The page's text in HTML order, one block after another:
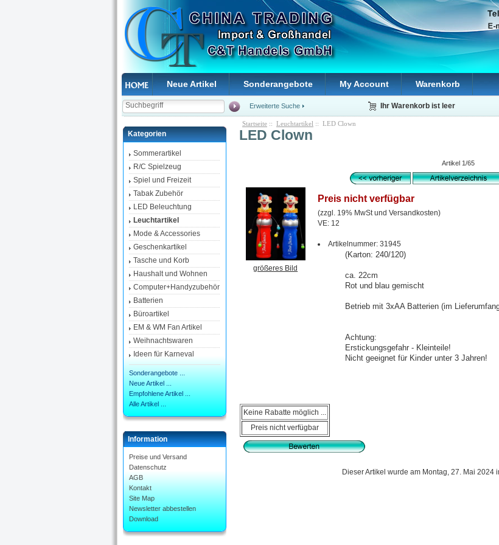
Neue Artikel Sonderangebote My Account Warenkorb
Erweiterte Suche Ihr Warenkorb ist leer
Kategorien
Sommerartikel
R/C Spielzeug
Spiel und Freizeit
Tabak Zubehör
LED Beleuchtung
Leuchtartikel
Mode & Accessories
Geschenkartikel
Tasche und Korb
Haushalt und Wohnen
Computer+Handyzubehör
Batterien
Büroartikel
EM & WM Fan Artikel
Weihnachtswaren
Ideen für Karneval
Sonderangebote ...
Neue Artikel ...
Empfohlene Artikel ...
Alle Artikel ...
Information
Preise und Versand
Datenschutz
AGB
Kontakt
Site Map
Newsletter abbestellen
Download
Startseite :: Leuchtartikel :: LED Clown
LED Clown
Artikel 1/65
größeres Bild
Preis nicht verfügbar
(zzgl. 19% MwSt und Versandkosten)
VE: 12
Artikelnummer: 31945
(Karton: 240/120)
ca. 22cm
Rot und blau gemischt
Betrieb mit 3xAA Batterien (im
Achtung:
Erstickungsgefahr - Kleinteile!
Nicht geeignet für Kinder unter 3 Jahren!
Keine Rabatte möglich ...
Preis nicht verfügbar
Dieser Artikel wurde am Montag, 27. Mai 2024